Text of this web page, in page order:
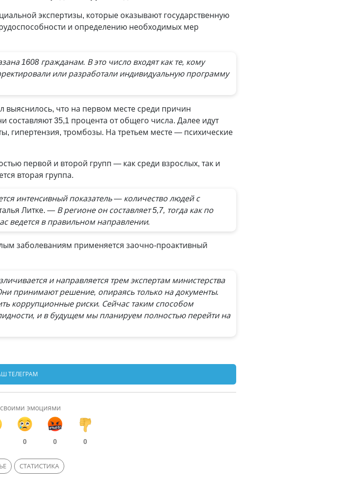
экспертизы, которые оказывают государственную
и определению необходимых мер
1608 гражданам. В это число входят как те, кому
или разработали индивидуальную программу
выяснилось, что на первом месте среди причин
35,1 процента от общего числа. Далее идут
гипертензия, тромбозы. На третьем месте — психические
первой и второй групп — как среди взрослых, так и
вторая группа.
интенсивный показатель — количество людей с
Литке. — В регионе он составляет 5,7, тогда как по
ведется в правильном направлении.
заболеваниям применяется заочно-проактивный
и направляется трем экспертам министерства
принимают решение, опираясь только на документы.
коррупционные риски. Сейчас таким способом
и в будущем мы планируем полностью перейти на
ТЕЛЕГРАМ
эмоциями
0 0 0
СТАТИСТИКА